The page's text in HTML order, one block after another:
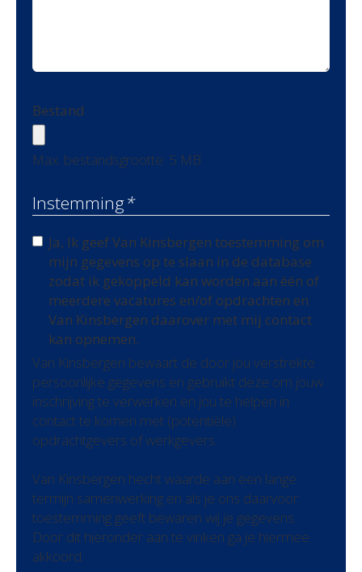
Bestand
Max. bestandsgrootte: 5 MB.
Instemming*
Ja, Ik geef Van Kinsbergen toestemming om
mijn gegevens op te slaan in de database
zodat ik gekoppeld kan worden aan één of
meerdere vacatures en/of opdrachten en
Van Kinsbergen daarover met mij contact
kan opnemen.
Van Kinsbergen bewaart de door jou verstrekte
persoonlijke gegevens en gebruikt deze om jouw
inschrijving te verwerken en jou te helpen in
contact te komen met (potentiële)
opdrachtgevers of werkgevers.
Van Kinsbergen hecht waarde aan een lange
termijn samenwerking en als je ons daarvoor
toestemming geeft bewaren wij je gegevens.
Door dit hieronder aan te vinken ga je hiermee
akkoord.